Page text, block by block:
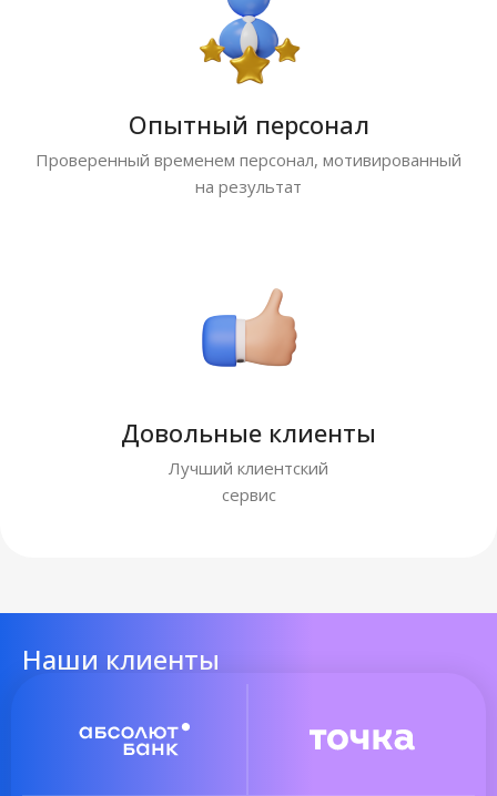
Опытный персонал
Проверенный временем персонал, мотивированный
на результат
Довольные клиенты
Лучший клиентский
сервис
Наши клиенты